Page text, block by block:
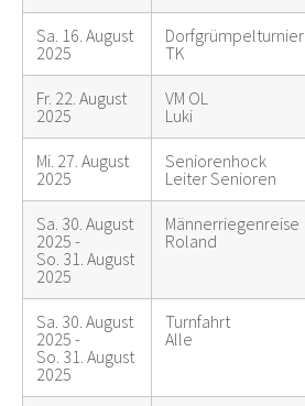
Sa. 16. August
2025
Dorfgrümpelturnier
TK
Fr. 22. August
2025
VM OL
Luki
Mi. 27. August
2025
Seniorenhock
Leiter Senioren
Sa. 30. August
2025 -
So. 31. August
2025
Männerriegenreise
Roland
Sa. 30. August
2025 -
So. 31. August
2025
Turnfahrt
Alle